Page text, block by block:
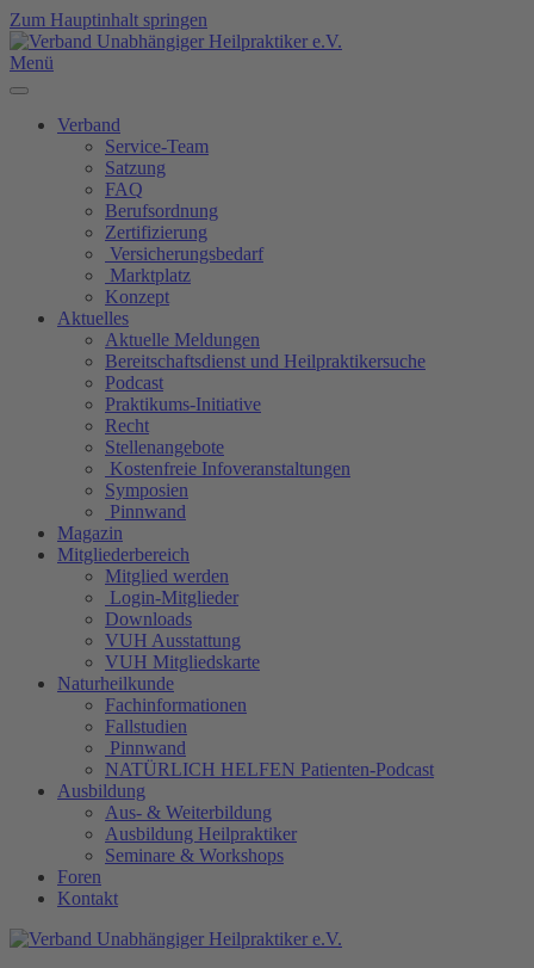
Zum Hauptinhalt springen
Menü
Verband
Service-Team
Satzung
FAQ
Berufsordnung
Zertifizierung
Versicherungsbedarf
Marktplatz
Konzept
Aktuelles
Aktuelle Meldungen
Bereitschaftsdienst und Heilpraktikersuche
Podcast
Praktikums-Initiative
Recht
Stellenangebote
Kostenfreie Infoveranstaltungen
Symposien
Pinnwand
Magazin
Mitgliederbereich
Mitglied werden
Login-Mitglieder
Downloads
VUH Ausstattung
VUH Mitgliedskarte
Naturheilkunde
Fachinformationen
Fallstudien
Pinnwand
NATÜRLICH HELFEN Patienten-Podcast
Ausbildung
Aus- & Weiterbildung
Ausbildung Heilpraktiker
Seminare & Workshops
Foren
Kontakt